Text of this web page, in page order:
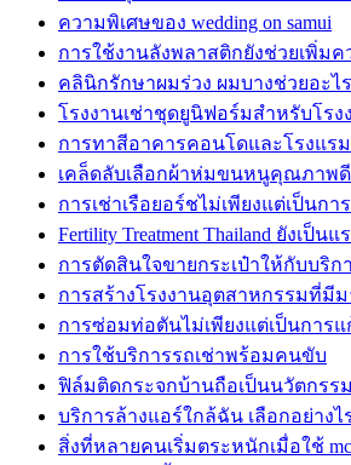
ความพิเศษของ wedding on samui
การใช้งานลังพลาสติกยังช่วยเพิ่มค
คลินิกรักษาผมร่วง ผมบางช่วยอะไ
โรงงานเช่าชุดยูนิฟอร์มสำหรับโร
การทาสีอาคารคอนโดและโรงแร
เคล็ดลับเลือกผ้าห่มขนหนูคุณภาพ
การเช่าเรือยอร์ชไม่เพียงแต่เป็นก
Fertility Treatment Thailand ยังเป็น
การตัดสินใจขายกระเป๋าให้กับบริก
การสร้างโรงงานอุตสาหกรรมที่มี
การซ่อมท่อตันไม่เพียงแต่เป็นการ
การใช้บริการรถเช่าพร้อมคนขับ
ฟิล์มติดกระจกบ้านถือเป็นนวัตกรร
บริการล้างแอร์ใกล้ฉัน เลือกอย่าง
สิ่งที่หลายคนเริ่มตระหนักเมื่อใช้